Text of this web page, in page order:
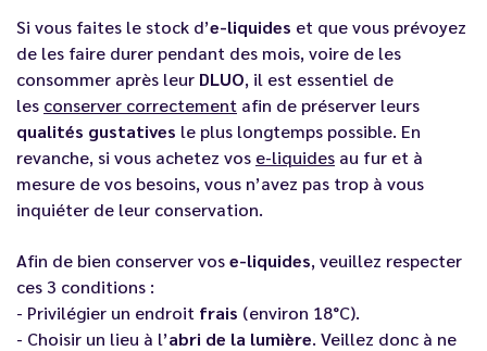
Si vous faites le stock d’e-liquides et que vous prévoyez
de les faire durer pendant des mois, voire de les
consommer après leur DLUO, il est essentiel de
les conserver correctement afin de préserver leurs
qualités gustatives le plus longtemps possible. En
revanche, si vous achetez vos e-liquides au fur et à
mesure de vos besoins, vous n’avez pas trop à vous
inquiéter de leur conservation.
Afin de bien conserver vose-liquides, veuillez respecter
ces 3 conditions :
- Privilégier un endroit frais (environ 18°C).
- Choisir un lieu à l’abri de la lumière. Veillez donc à ne